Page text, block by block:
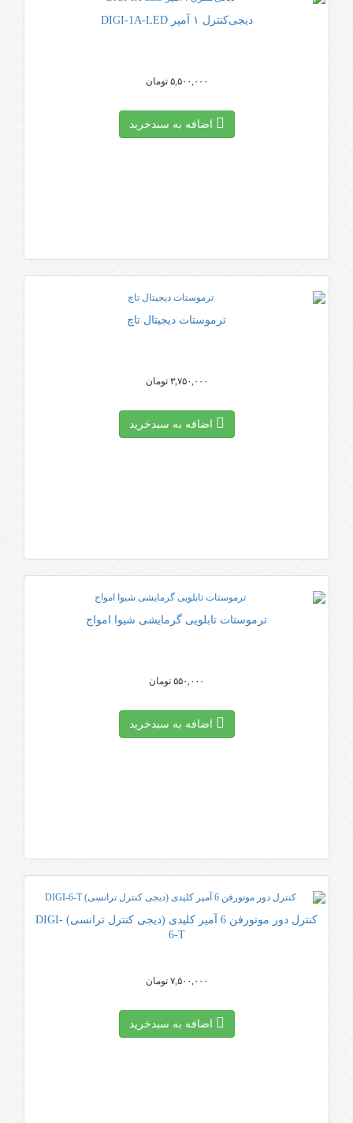
دیجی‌کنترل ۱ آمپر DIGI-1A-LED
۵,۵۰۰,۰۰۰ تومان
اضافه به سبد‌خرید
ترموستات دیجیتال تاچ
۳,۷۵۰,۰۰۰ تومان
اضافه به سبد‌خرید
ترموستات تابلویی گرمایشی شیوا امواج
۵۵۰,۰۰۰ تومان
اضافه به سبد‌خرید
کنترل دور موتورفن 6 آمپر کلیدی (دیجی کنترل ترانسی) DIGI-
6-T
۷,۵۰۰,۰۰۰ تومان
اضافه به سبد‌خرید